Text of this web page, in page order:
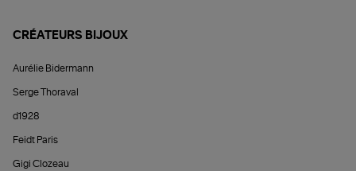
CRÉATEURS BIJOUX
Aurélie Bidermann
Serge Thoraval
d1928
Feidt Paris
Gigi Clozeau